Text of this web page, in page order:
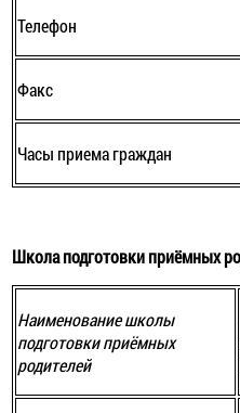
Телефон
Факс
Часы приема граждан
Школа подготовки приёмных
Наименование школы
подготовки приёмных
родителей